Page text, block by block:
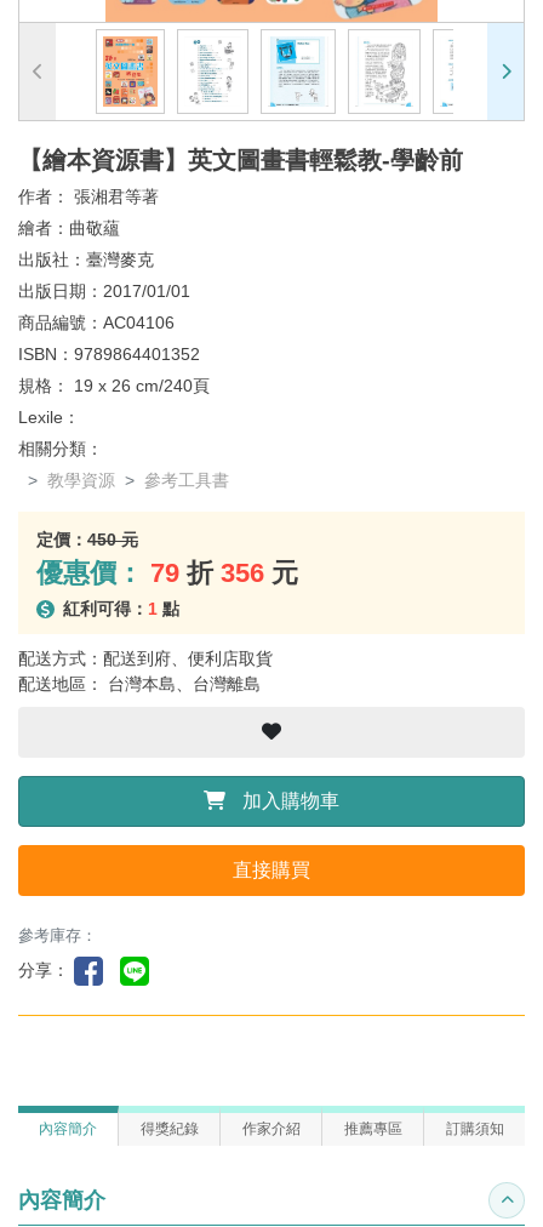
【繪本資源書】英文圖畫書輕鬆教-學齡前
作者： 張湘君等著
繪者： 曲敬蘊
出版社： 臺灣麥克
出版日期： 2017/01/01
商品編號： AC04106
ISBN： 9789864401352
規格： 19 x 26 cm/240頁
Lexile：
相關分類：
教學資源
參考工具書
定價： 450 元
優惠價： 79 折 356 元
紅利可得： 1 點
配送方式：配送到府、便利店取貨
配送地區： 台灣本島、台灣離島
加入購物車
直接購買
參考庫存：
分享：
內容簡介 得獎紀錄 作家介紹 推薦專區 訂購須知
內容簡介 收合